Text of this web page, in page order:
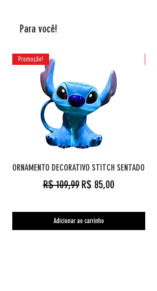
Para você!
Promoção!
ORNAMENTO DECORATIVO STITCH SENTADO
Preço normal
R$ 109,99 Preço promocional
R$ 85,00
Adicionar ao carrinho